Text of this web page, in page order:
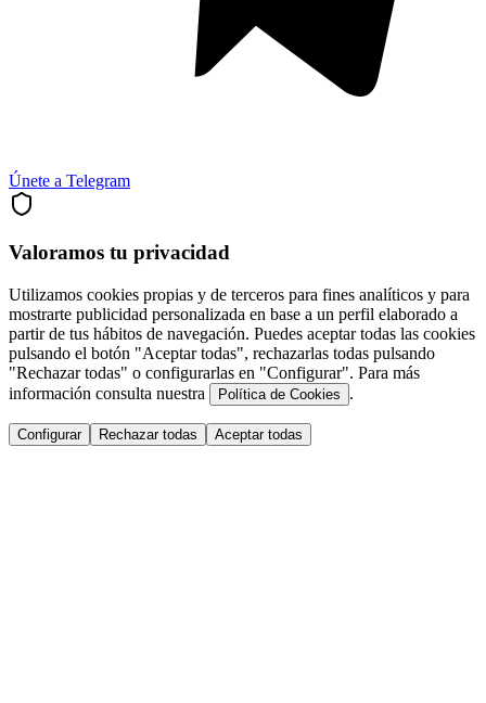
Únete a Telegram
Valoramos tu privacidad
Utilizamos cookies propias y de terceros para fines analíticos y para
mostrarte publicidad personalizada en base a un perfil elaborado a
partir de tus hábitos de navegación. Puedes aceptar todas las cookies
pulsando el botón "Aceptar todas", rechazarlas todas pulsando
"Rechazar todas" o configurarlas en "Configurar". Para más
información consulta nuestra
Política de Cookies .
Configurar Rechazar todas Aceptar todas